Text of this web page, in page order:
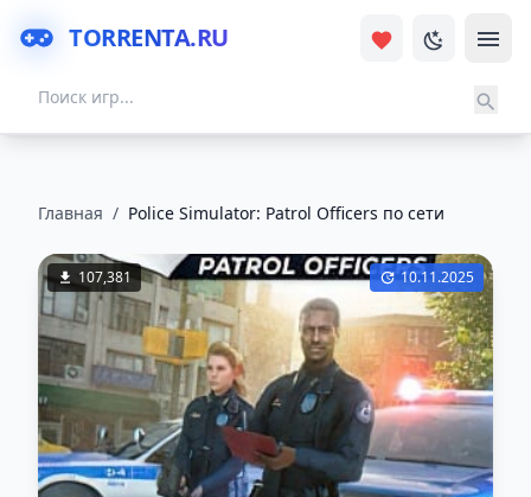
TORRENTA.RU
Главная / Police Simulator: Patrol Officers по сети
107,381 10.11.2025